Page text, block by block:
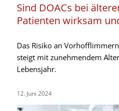
Sind DOACs bei
Patienten wirksam
Das Risiko an
steigt mit zunehmendem
Lebensjahr.
12. Juni 2024